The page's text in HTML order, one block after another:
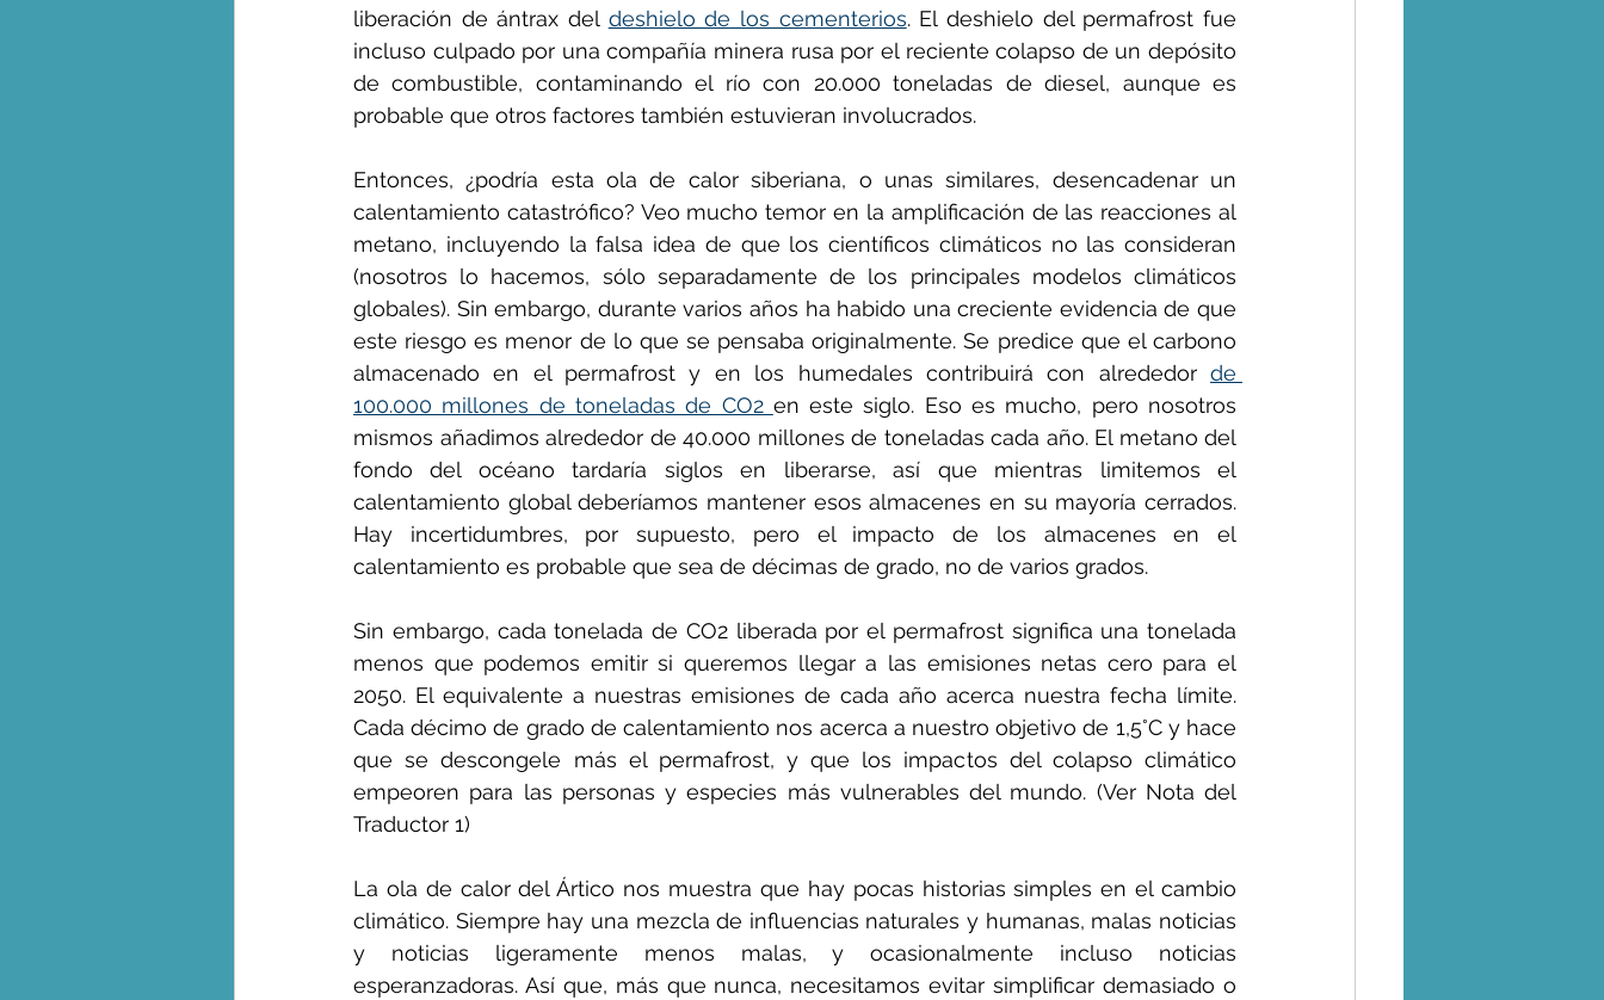
liberación de ántrax del deshielo de los cementerios. El deshielo del permafrost fue
incluso culpado por una compañía minera rusa por el reciente colapso de un depósito
de combustible, contaminando el río con 20.000 toneladas de diesel, aunque es
probable que otros factores también estuvieran involucrados.
Entonces, ¿podría esta ola de calor siberiana, o unas similares, desencadenar un
calentamiento catastrófico? Veo mucho temor en la amplificación de las reacciones al
metano, incluyendo la falsa idea de que los científicos climáticos no las consideran
(nosotros lo hacemos, sólo separadamente de los principales modelos climáticos
globales). Sin embargo, durante varios años ha habido una creciente evidencia de que
este riesgo es menor de lo que se pensaba originalmente. Se predice que el carbono
almacenado en el permafrost y en los humedales contribuirá con alrededor de
100.000 millones de toneladas de CO2 en este siglo. Eso es mucho, pero nosotros
mismos añadimos alrededor de 40.000 millones de toneladas cada año. El metano del
fondo del océano tardaría siglos en liberarse, así que mientras limitemos el
calentamiento global deberíamos mantener esos almacenes en su mayoría cerrados.
Hay incertidumbres, por supuesto, pero el impacto de los almacenes en el
calentamiento es probable que sea de décimas de grado, no de varios grados.
Sin embargo, cada tonelada de CO2 liberada por el permafrost significa una tonelada
menos que podemos emitir si queremos llegar a las emisiones netas cero para el
2050. El equivalente a nuestras emisiones de cada año acerca nuestra fecha límite.
Cada décimo de grado de calentamiento nos acerca a nuestro objetivo de 1,5°C y hace
que se descongele más el permafrost, y que los impactos del colapso climático
empeoren para las personas y especies más vulnerables del mundo. (Ver Nota del
Traductor 1)
La ola de calor del Ártico nos muestra que hay pocas historias simples en el cambio
climático. Siempre hay una mezcla de influencias naturales y humanas, malas noticias
y noticias ligeramente menos malas, y ocasionalmente incluso noticias
esperanzadoras. Así que, más que nunca, necesitamos evitar simplificar demasiado o